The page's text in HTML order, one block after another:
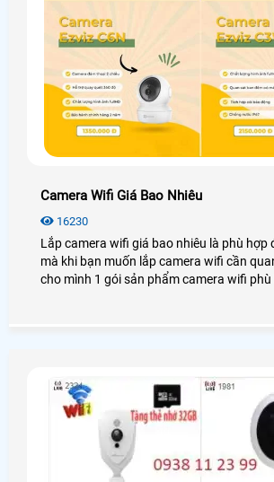
Camera Wifi Giá Bao Nhiêu
16230
Lắp camera wifi giá bao nhiêu là phù hợp
mà khi bạn muốn lắp camera wifi cần
cho mình 1 gói sản phẩm camera wifi